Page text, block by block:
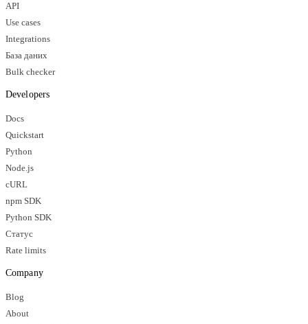
API
Use cases
Integrations
База даних
Bulk checker
Developers
Docs
Quickstart
Python
Node.js
cURL
npm SDK
Python SDK
Статус
Rate limits
Company
Blog
About